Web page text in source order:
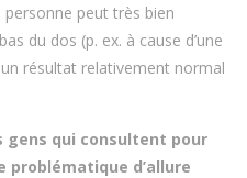
peut très bien
du dos (p. ex. à cause d’une
résultat relativement normal
qui consultent pour
problématique d’allure